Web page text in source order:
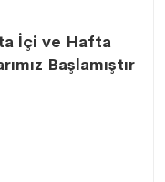
İçi ve Hafta
Başlamıştır